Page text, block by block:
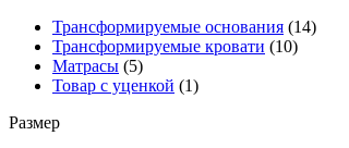
Трансформируемые основания (14)
Трансформируемые кровати (10)
Матрасы (5)
Товар с уценкой (1)
Размер